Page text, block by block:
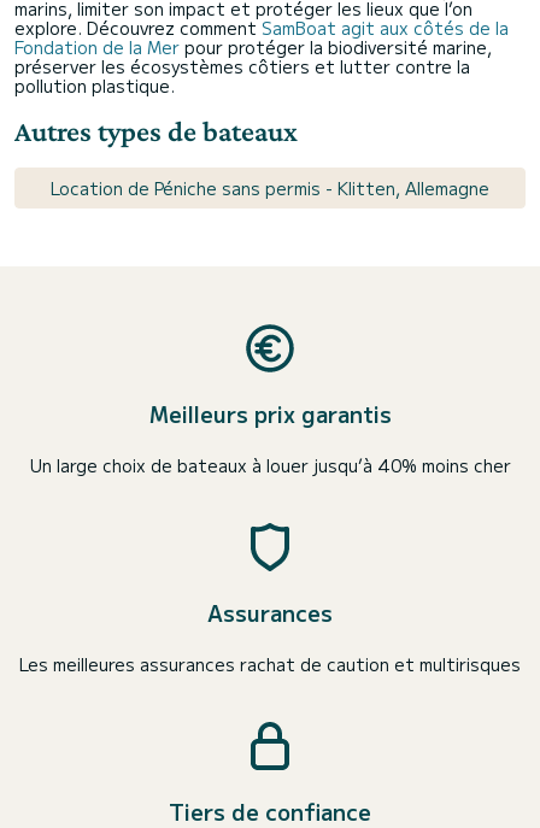
marins, limiter son impact et protéger les lieux que l’on
explore. Découvrez comment SamBoat agit aux côtés de la
Fondation de la Mer pour protéger la biodiversité marine,
préserver les écosystèmes côtiers et lutter contre la
pollution plastique.
Autres types de bateaux
Location de Péniche sans permis - Klitten, Allemagne
Meilleurs prix garantis
Un large choix de bateaux à louer jusqu’à 40% moins cher
Assurances
Les meilleures assurances rachat de caution et multirisques
Tiers de confiance